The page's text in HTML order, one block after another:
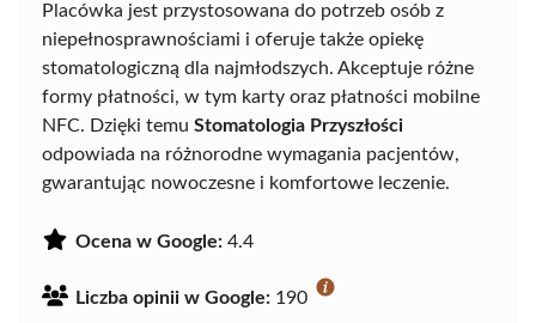
Placówka jest przystosowana do potrzeb osób z
niepełnosprawnościami i oferuje także opiekę
stomatologiczną dla najmłodszych. Akceptuje różne
formy płatności, w tym karty oraz płatności mobilne
NFC. Dzięki temu Stomatologia Przyszłości
odpowiada na różnorodne wymagania pacjentów,
gwarantując nowoczesne i komfortowe leczenie.
Ocena w Google: 4.4
Liczba opinii w Google: 190